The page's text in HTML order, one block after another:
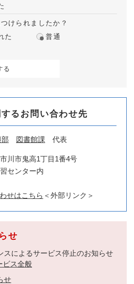
けられましたか？
た
普通
るお問い合わせ先
図書館課 代表
川市鬼高1丁目1番4号
センター内
せはこちら ＜外部リンク＞
せ
スによるサービス停止のお知らせ
ビス全般
せ